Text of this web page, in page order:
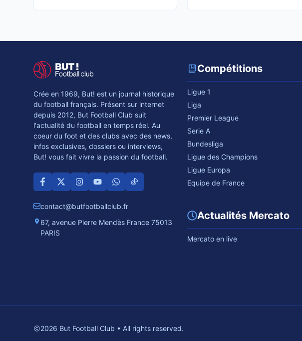
Crée en 1969, But! est un journal historique
du football français. Présent sur internet
depuis 2012, But Football Club suit
l'actualité du football en temps réel. Au
coeur du foot et des clubs avec des news,
infos exclusives, dossiers ou interviews,
But! vous fait vivre la passion du football.
contact@butfootballclub.fr
67, avenue Pierre Mendès France 75013
PARIS
Compétitions
Ligue 1
Liga
Premier League
Serie A
Bundesliga
Ligue des Champions
Ligue Europa
Equipe de France
Actualités Mercato
Mercato en live
2026 But Football Club • All rights reserved.